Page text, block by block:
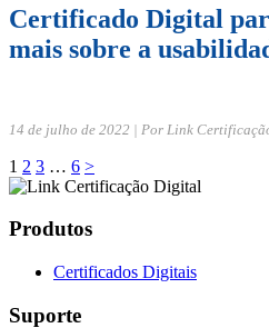
Certificado Digital
mais sobre a
14 de julho de 2022 | Por Link
1 2 3 … 6 >
Produtos
Certificados Digitais
Suporte